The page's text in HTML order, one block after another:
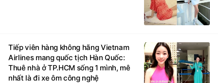
Tiếp viên hàng không hãng Vietnam
Airlines mang quốc tịch Hàn Quốc:
Thuê nhà ở TP.HCM sống 1 mình, mê
nhất là đi xe ôm công nghệ